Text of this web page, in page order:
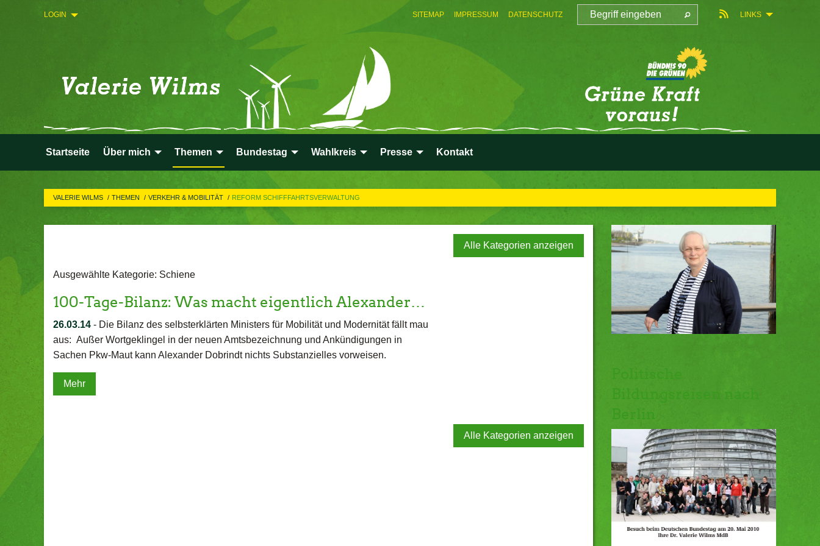
LINKS
SITEMAP IMPRESSUM DATENSCHUTZ
LOGIN
Startseite Über mich Themen Bundestag Wahlkreis Presse Kontakt
VALERIE WILMS THEMEN VERKEHR & MOBILITÄT REFORM SCHIFFFAHRTSVERWALTUNG
Alle Kategorien anzeigen
Ausgewählte Kategorie: Schiene
100-Tage-Bilanz: Was macht eigentlich Alexander…
26.03.14 - Die Bilanz des selbsterklärten Ministers für Mobilität und Modernität fällt mau
aus: Außer Wortgeklingel in der neuen Amtsbezeichnung und Ankündigungen in
Sachen Pkw-Maut kann Alexander Dobrindt nichts Substanzielles vorweisen.
Mehr
Alle Kategorien anzeigen
Politische
Bildungsreisen nach
Berlin